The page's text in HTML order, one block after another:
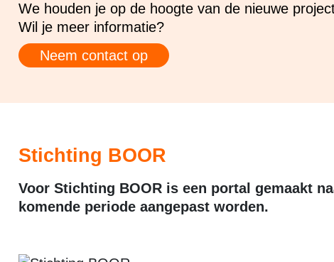
We houden je op de hoogte van de nieuwe
Wil je meer informatie?
Neem contact op
Stichting BOOR
Voor Stichting BOOR is een portal gemaakt
komende periode aangepast worden.